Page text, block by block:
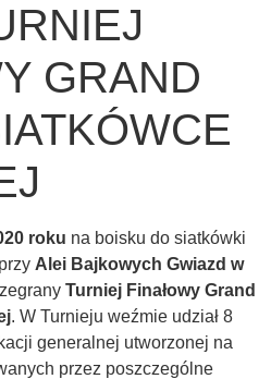
GRAND
roku na boisku do siatkówki
Alei Bajkowych Gwiazd w
Turniej Finałowy Grand
. W Turnieju weźmie udział 8
generalnej utworzonej na
przez poszczególne